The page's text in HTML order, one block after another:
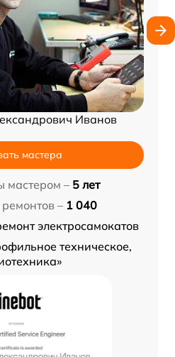
Иванов
мастера
мастером – 5 лет
– 1 040
электросамокатов
техническое,